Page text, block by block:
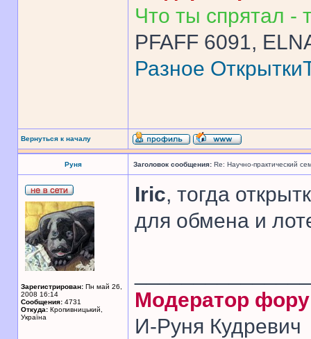
Что ты спрятал -
PFAFF 6091,
Разное Открытки
Вернуться к началу
Руня Заголовок сообщения: Re: Научно-практический
Зарегистрирован: Пн май 26,
2008 16:14
Сообщения: 4731
Откуда: Кропивницький,
Україна
Iric, тогда
для обмена и
Модератор
И-Руня Кудревич